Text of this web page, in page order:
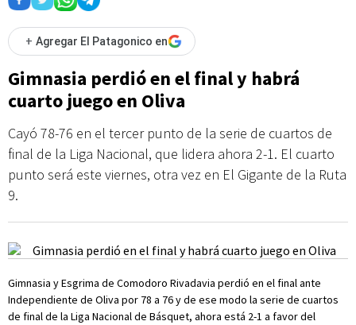
+ Agregar El Patagonico en
Gimnasia perdió en el final y habrá
cuarto juego en Oliva
Cayó 78-76 en el tercer punto de la serie de cuartos de
final de la Liga Nacional, que lidera ahora 2-1. El cuarto
punto será este viernes, otra vez en El Gigante de la Ruta
9.
Gimnasia y Esgrima de Comodoro Rivadavia perdió en el final ante
Independiente de Oliva por 78 a 76 y de ese modo la serie de cuartos
de final de la Liga Nacional de Básquet, ahora está 2-1 a favor del